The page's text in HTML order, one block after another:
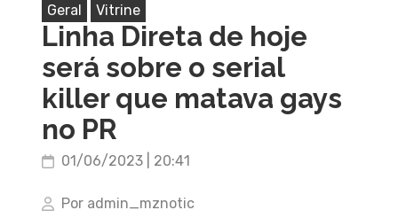
Geral Vitrine
Linha Direta de hoje
será sobre o serial
killer que matava gays
no PR
01/06/2023 | 20:41
Por admin_mznotic